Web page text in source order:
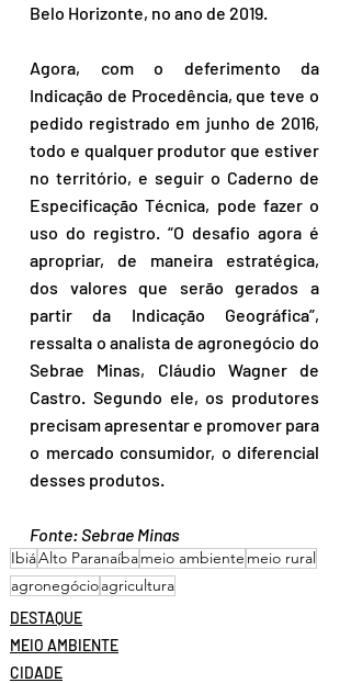
Belo Horizonte, no ano de 2019.
Agora, com o deferimento da
Indicação de Procedência, que teve o
pedido registrado em junho de 2016,
todo e qualquer produtor que estiver
no território, e seguir o Caderno de
Especificação Técnica, pode fazer o
uso do registro. “O desafio agora é
apropriar, de maneira estratégica,
dos valores que serão gerados a
partir da Indicação Geográfica”,
ressalta o analista de agronegócio do
Sebrae Minas, Cláudio Wagner de
Castro. Segundo ele, os produtores
precisam apresentar e promover para
o mercado consumidor, o diferencial
desses produtos.
Fonte: Sebrae Minas
IbiáAlto Paranaíbameio ambiente meio rural
agronegócioagricultura
DESTAQUE
MEIO AMBIENTE
CIDADE